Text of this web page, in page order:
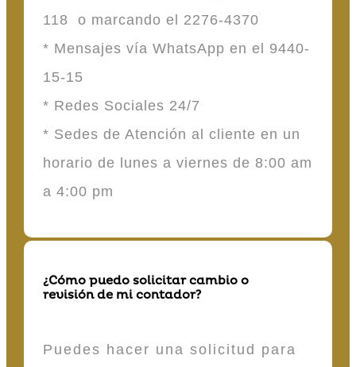
118 o marcando el 2276-4370
* Mensajes vía WhatsApp en el 9440-
15-15
* Redes Sociales 24/7
* Sedes de Atención al cliente en un
horario de lunes a viernes de 8:00 am
a 4:00 pm
¿Cómo puedo solicitar cambio o
revisión de mi contador?
Puedes hacer una solicitud para